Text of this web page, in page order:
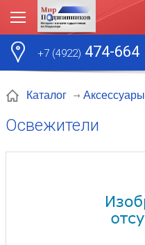
+7 (4922) 474-664
Каталог Аксессуары
Освежители